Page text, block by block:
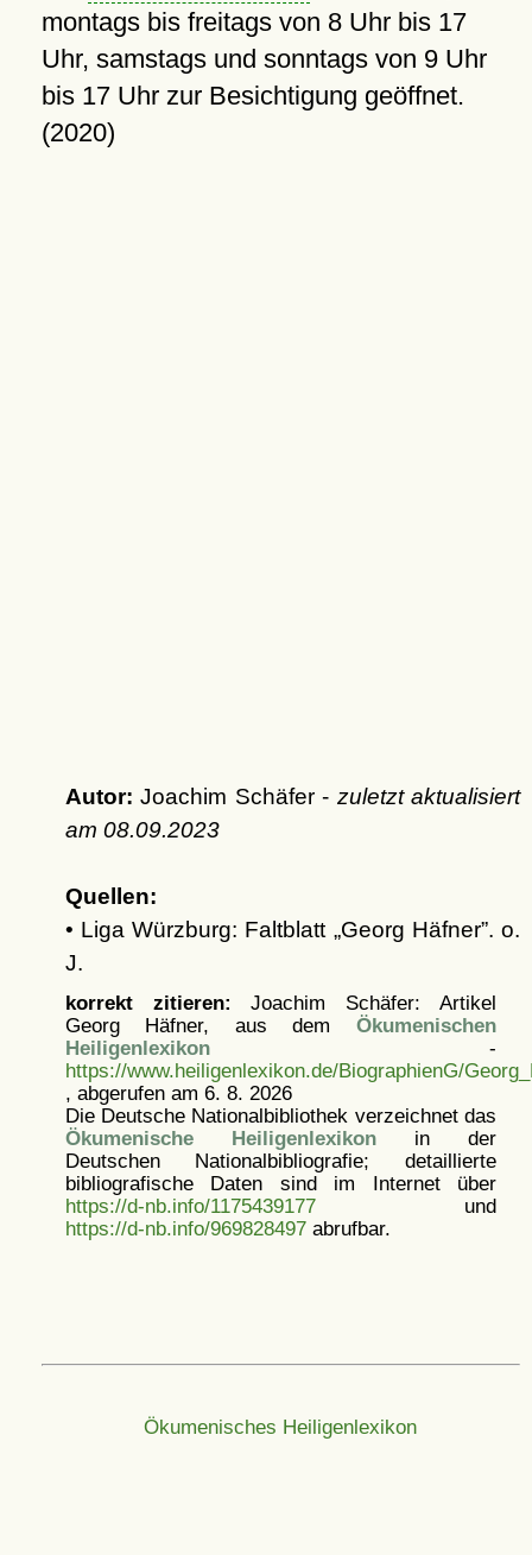
montags bis freitags von 8 Uhr bis 17
Uhr, samstags und sonntags von 9 Uhr
bis 17 Uhr zur Besichtigung geöffnet.
(2020)
Autor: Joachim Schäfer - zuletzt aktualisiert
am 08.09.2023
Quellen:
• Liga Würzburg: Faltblatt Georg Häfner . o.
J.
korrekt zitieren: Joachim Schäfer: Artikel
Georg Häfner, aus dem Ökumenischen
Heiligenlexikon-
https://www.heiligenlexikon.de/BiographienG/
, abgerufen am 6. 8. 2026
Die Deutsche Nationalbibliothek verzeichnet das
Ökumenische Heiligenlexikonin der
Deutschen Nationalbibliografie; detaillierte
bibliografische Daten sind im Internet über
https://d-nb.info/1175439177und
https://d-nb.info/969828497abrufbar.
Ökumenisches Heiligenlexikon